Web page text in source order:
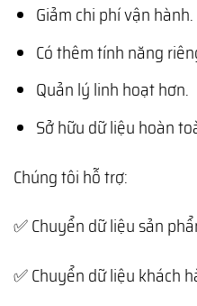
Giảm chi phí vận hành.
Có thêm tính năng
Quản lý linh hoạt hơn.
Sở hữu dữ liệu hoàn
Chúng tôi hỗ trợ:
✅ Chuyển dữ liệu sản
✅ Chuyển dữ liệu khách